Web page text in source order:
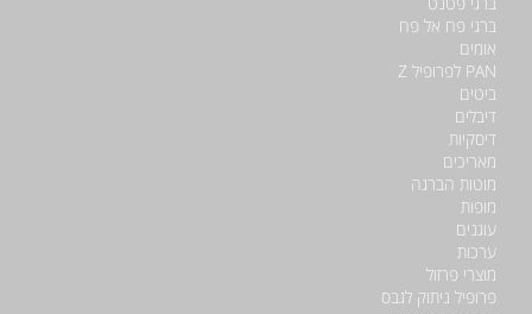
ברגי פח אל פח
אומים
PAN לפרופיל Z
ביטים
דיבלים
דיסקיות
מאריכים
מוטות הברגה
מופות
עוגנים
ערכות
מוצרי פרזול
פרופיל ניתוק לגבס